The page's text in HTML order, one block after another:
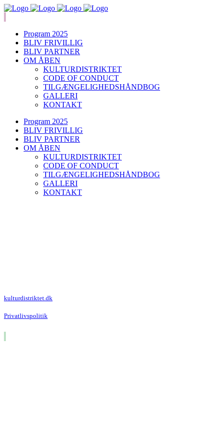
Program 2025
BLIV FRIVILLIG
BLIV PARTNER
OM ÅBEN
KULTURDISTRIKTET
CODE OF CONDUCT
TILGÆNGELIGHEDSHÅNDBOG
GALLERI
KONTAKT
Program 2025
BLIV FRIVILLIG
BLIV PARTNER
OM ÅBEN
KULTURDISTRIKTET
CODE OF CONDUCT
TILGÆNGELIGHEDSHÅNDBOG
GALLERI
KONTAKT
kulturdistriktet.dk
Privatlivspolitik